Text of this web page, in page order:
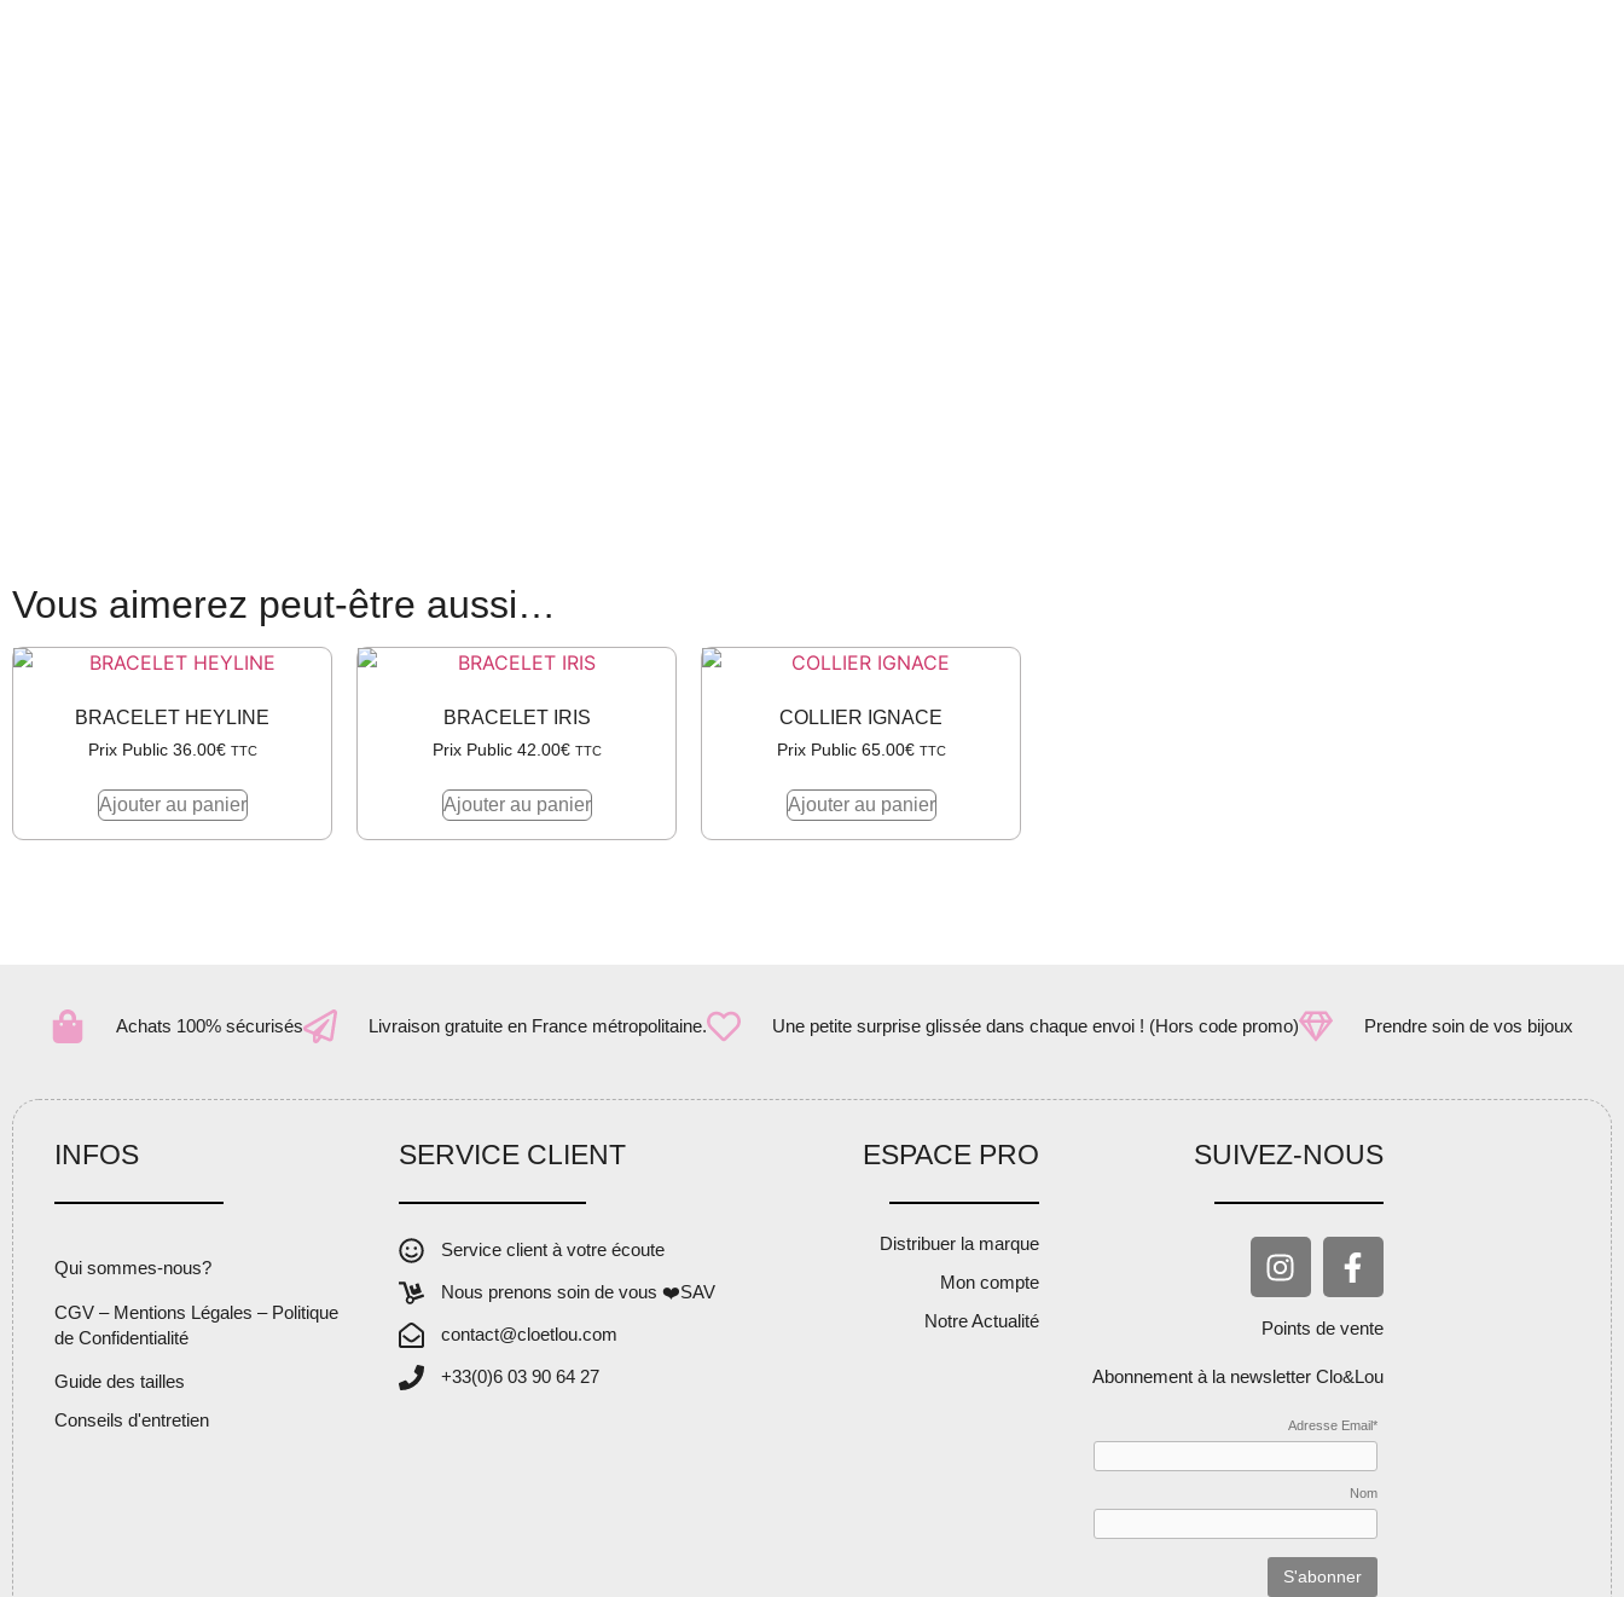
Vous aimerez peut-être aussi…
BRACELET HEYLINE
Prix Public 36.00€ TTC
Ajouter au panier
BRACELET IRIS
Prix Public 42.00€ TTC
Ajouter au panier
COLLIER IGNACE
Prix Public 65.00€ TTC
Ajouter au panier
Achats 100% sécurisés Livraison gratuite en France métropolitaine. Une petite surprise glissée dans chaque envoi ! (Hors code promo) Prendre soin de vos bijoux
INFOS
Qui sommes-nous?
CGV – Mentions Légales – Politique
de Confidentialité
Guide des tailles
Conseils d'entretien
SERVICE CLIENT
Service client à votre écoute
Nous prenons soin de vous ❤️SAV
contact@cloetlou.com
+33(0)6 03 90 64 27
ESPACE PRO
Distribuer la marque
Mon compte
Notre Actualité
SUIVEZ-NOUS
Points de vente
Abonnement à la newsletter Clo&Lou
Adresse Email*
Nom